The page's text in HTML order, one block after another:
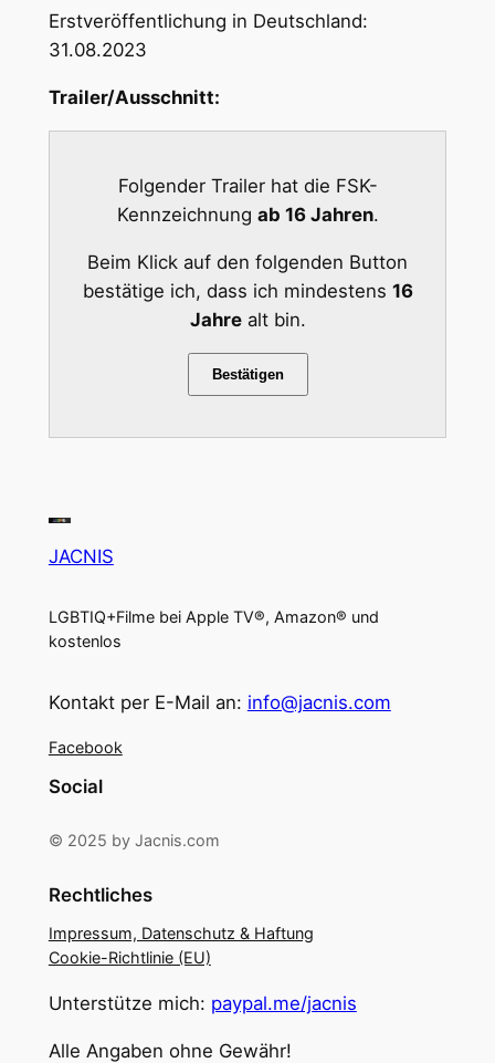
Erstveröffentlichung in Deutschland:
31.08.2023
Trailer/Ausschnitt:
Folgender Trailer hat die FSK-
Kennzeichnung ab 16 Jahren.
Beim Klick auf den folgenden Button
bestätige ich, dass ich mindestens 16
Jahrealt bin.
Bestätigen
JACNIS
LGBTIQ+Filme bei Apple TV®, Amazon® und
kostenlos
Kontakt per E-Mail an: info@jacnis.com
Facebook
Social
© 2025 by Jacnis.com
Rechtliches
Impressum, Datenschutz & Haftung
Cookie-Richtlinie (EU)
Unterstütze mich: paypal.me/jacnis
Alle Angaben ohne Gewähr!